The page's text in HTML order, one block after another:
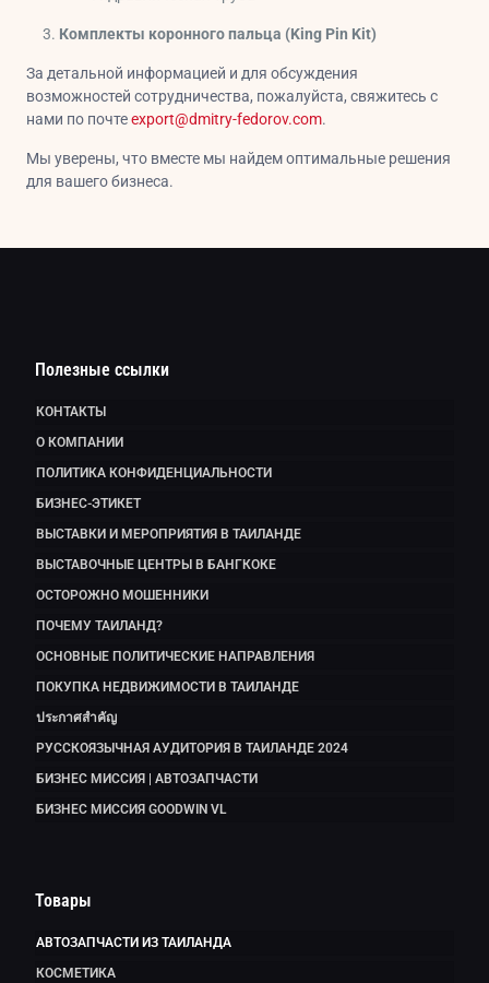
Комплекты коронного пальца (King Pin Kit)
За детальной информацией и для обсуждения
возможностей сотрудничества, пожалуйста, свяжитесь с
нами по почтеexport@dmitry-fedorov.com.
Мы уверены, что вместе мы найдем оптимальные решения
для вашего бизнеса.
Полезные ссылки
КОНТАКТЫ
О КОМПАНИИ
ПОЛИТИКА КОНФИДЕНЦИАЛЬНОСТИ
БИЗНЕС-ЭТИКЕТ
ВЫСТАВКИ И МЕРОПРИЯТИЯ В ТАИЛАНДЕ
ВЫСТАВОЧНЫЕ ЦЕНТРЫ В БАНГКОКЕ
ОСТОРОЖНО МОШЕННИКИ
ПОЧЕМУ ТАИЛАНД?
ОСНОВНЫЕ ПОЛИТИЧЕСКИЕ НАПРАВЛЕНИЯ
ПОКУПКА НЕДВИЖИМОСТИ В ТАИЛАНДЕ
ประกาศสำคัญ
РУССКОЯЗЫЧНАЯ АУДИТОРИЯ В ТАИЛАНДЕ 2024
БИЗНЕС МИССИЯ | АВТОЗАПЧАСТИ
БИЗНЕС МИССИЯ GOODWIN VL
Товары
АВТОЗАПЧАСТИ ИЗ ТАИЛАНДА
КОСМЕТИКА